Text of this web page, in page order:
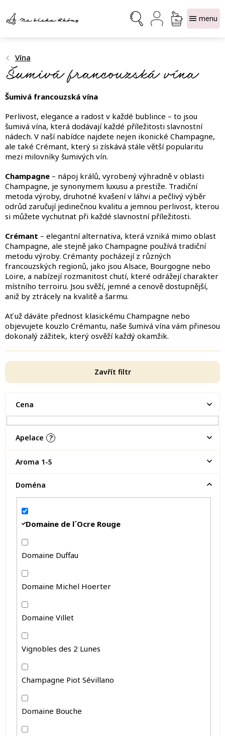
obsah
NÁKUPNÍ
KOŠÍK
Vína
Šumivá francouzská vína
Šumivá francouzská vína
Perlivost, elegance a radost v každé bublince – to jsou
šumivá vína, která dodávají každé příležitosti slavnostní
nádech. V naší nabídce najdete nejen ikonické Champagne,
ale také Crémant, který si získává stále větší popularitu
mezi milovníky šumivých vín.
Champagne – nápoj králů, vyrobený výhradně v oblasti
Champagne, je synonymem luxusu a prestiže. Tradiční
metoda výroby, druhotné kvašení v láhvi a pečlivý výběr
odrůd zaručují jedinečnou kvalitu a jemnou perlivost, kterou
si můžete vychutnat při každé slavnostní příležitosti.
Crémant – elegantní alternativa, která vzniká mimo oblast
Champagne, ale stejně jako Champagne používá tradiční
metodu výroby. Crémanty pocházejí z různých
francouzských regionů, jako jsou Alsace, Bourgogne nebo
Loire, a nabízejí rozmanitost chutí, které odrážejí charakter
místního terroiru. Jsou svěží, jemné a cenově dostupnější,
aniž by ztrácely na kvalitě a šarmu.
Ať už dáváte přednost klasickému Champagne nebo
objevujete kouzlo Crémantu, naše šumivá vína vám přinesou
dokonalý zážitek, který osvěží každý okamžik.
Zavřít filtr
Cena
Apelace ?
Aroma 1-5
Doména
Domaine de l´Ocre Rouge
Domaine Duffau
Domaine Michel Hoerter
Domaine Villet
Vignobles des 2 Lunes
Champagne Piot Sévillano
Domaine Bouche